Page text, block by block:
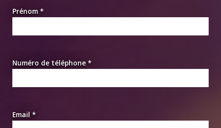
Prénom *
Numéro de téléphone *
Email *